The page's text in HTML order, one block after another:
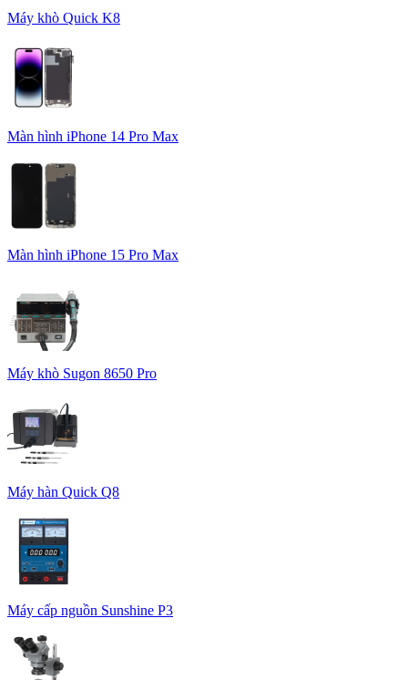
Máy khò Quick K8
Màn hình iPhone 14 Pro Max
Màn hình iPhone 15 Pro Max
Máy khò Sugon 8650 Pro
Máy hàn Quick Q8
Máy cấp nguồn Sunshine P3